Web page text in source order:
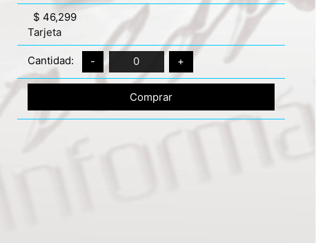
$ 46,299
Tarjeta
Cantidad: - 0 +
Comprar